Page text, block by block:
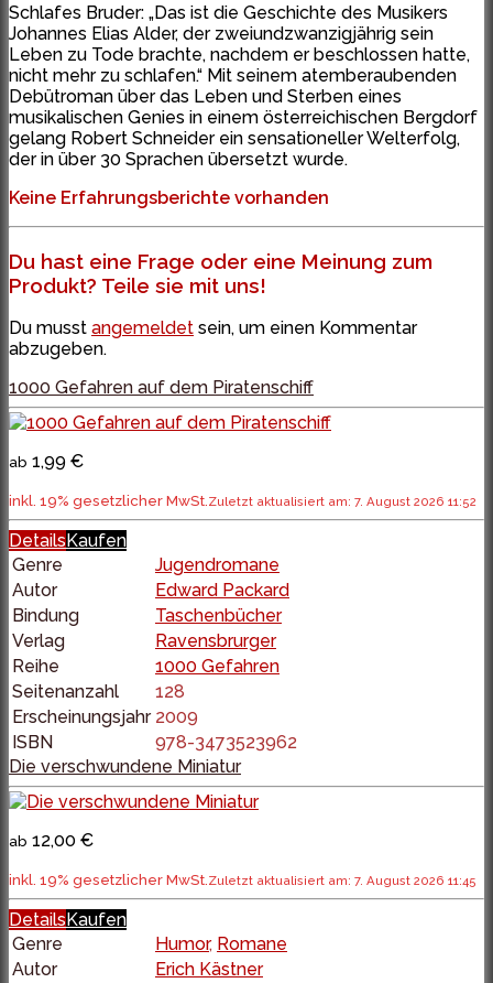
Schlafes Bruder: „Das ist die Geschichte des Musikers
Johannes Elias Alder, der zweiundzwanzigjährig sein
Leben zu Tode brachte, nachdem er beschlossen hatte,
nicht mehr zu schlafen.“ Mit seinem atemberaubenden
Debütroman über das Leben und Sterben eines
musikalischen Genies in einem österreichischen Bergdorf
gelang Robert Schneider ein sensationeller Welterfolg,
der in über 30 Sprachen übersetzt wurde.
Keine Erfahrungsberichte vorhanden
Du hast eine Frage oder eine Meinung zum
Produkt? Teile sie mit uns!
Du musst angemeldet sein, um einen Kommentar
abzugeben.
1000 Gefahren auf dem Piratenschiff
ab 1,99 €
inkl. 19% gesetzlicher MwSt.Zuletzt aktualisiert am: 7. August 2026 11:52
Details Kaufen
Genre
Jugendromane
Autor
Edward Packard
Bindung
Taschenbücher
Verlag
Ravensbrurger
Reihe
1000 Gefahren
Seitenanzahl
128
Erscheinungsjahr 2009
ISBN
978-3473523962
Die verschwundene Miniatur
ab 12,00 €
inkl. 19% gesetzlicher MwSt.Zuletzt aktualisiert am: 7. August 2026 11:45
Details Kaufen
Genre
Humor, Romane
Autor
Erich Kästner